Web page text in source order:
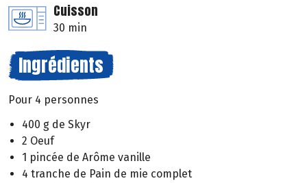
Cuisson
30 min
Ingrédients
Pour 4 personnes
400 g de Skyr
2 Oeuf
1 pincée de Arôme vanille
4 tranche de Pain de mie complet